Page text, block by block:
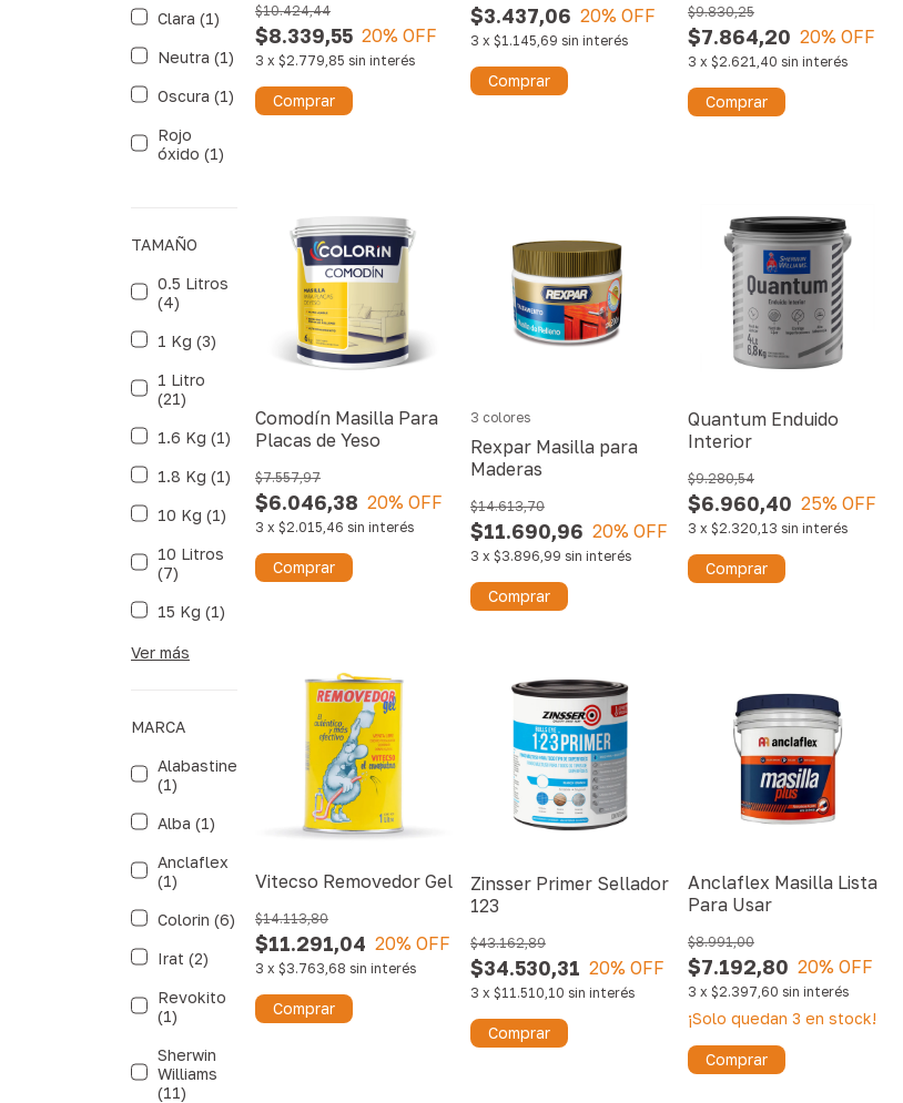
Clara (1)
Neutra (1)
Oscura (1)
Rojo
óxido (1)
TAMAÑO
0.5 Litros
(4)
1 Kg (3)
1 Litro
(21)
1.6 Kg (1)
1.8 Kg (1)
10 Kg (1)
10 Litros
(7)
15 Kg (1)
Ver más
MARCA
Alabastine
(1)
Alba (1)
Anclaflex
(1)
Colorin (6)
Irat (2)
Revokito
(1)
Sherwin
Williams
(11)
$8.339,55
$10.424,44
20% OFF
3 x $2.779,85 sin interés
Comprar
$3.437,06 20% OFF
3 x $1.145,69 sin interés
Comprar
$7.864,20
$9.830,25
20% OFF
3 x $2.621,40 sin interés
Comprar
Comodín Masilla Para
Placas de Yeso
$6.046,38
$7.557,97
20% OFF
3 x $2.015,46 sin interés
Comprar
Rexpar Masilla para
Maderas
$11.690,96
$14.613,70
20% OFF
3 x $3.896,99 sin interés
3 colores
Comprar
Quantum Enduido
Interior
$6.960,40
$9.280,54
25% OFF
3 x $2.320,13 sin interés
Comprar
Vitecso Removedor Gel
$11.291,04
$14.113,80
20% OFF
3 x $3.763,68 sin interés
Comprar
Zinsser Primer Sellador
123
$34.530,31
$43.162,89
20% OFF
3 x $11.510,10 sin interés
Comprar
Anclaflex Masilla Lista
Para Usar
$7.192,80
$8.991,00
20% OFF
3 x $2.397,60 sin interés
¡Solo quedan 3 en stock!
Comprar